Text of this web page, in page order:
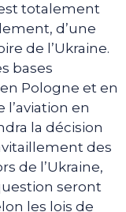
totalement
d’une
de l’Ukraine.
bases
Pologne et en
l’aviation en
la décision
des
de l’Ukraine,
seront
les lois de